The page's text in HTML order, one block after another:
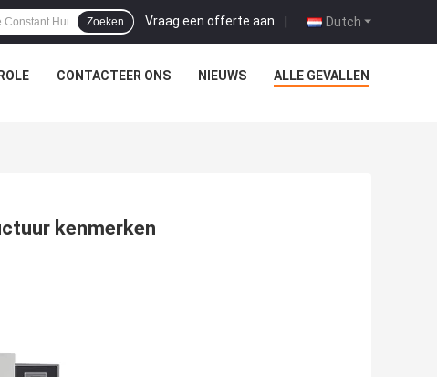
Dutch
Vraag een offerte aan |
Zoeken
CONTACTEER ONS NIEUWS ALLE GEVALLEN
kenmerken